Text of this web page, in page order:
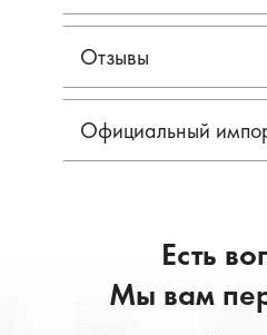
Отзывы
Официальный
Есть
Мы вам